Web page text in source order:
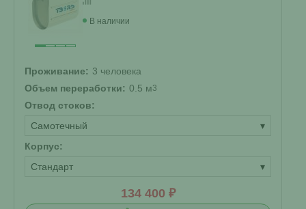
В наличии
Проживание: 3 человека
Объем переработки: 0.5 м3
Отвод стоков:
Самотечный
▾
Корпус:
Стандарт
▾
134 400 ₽